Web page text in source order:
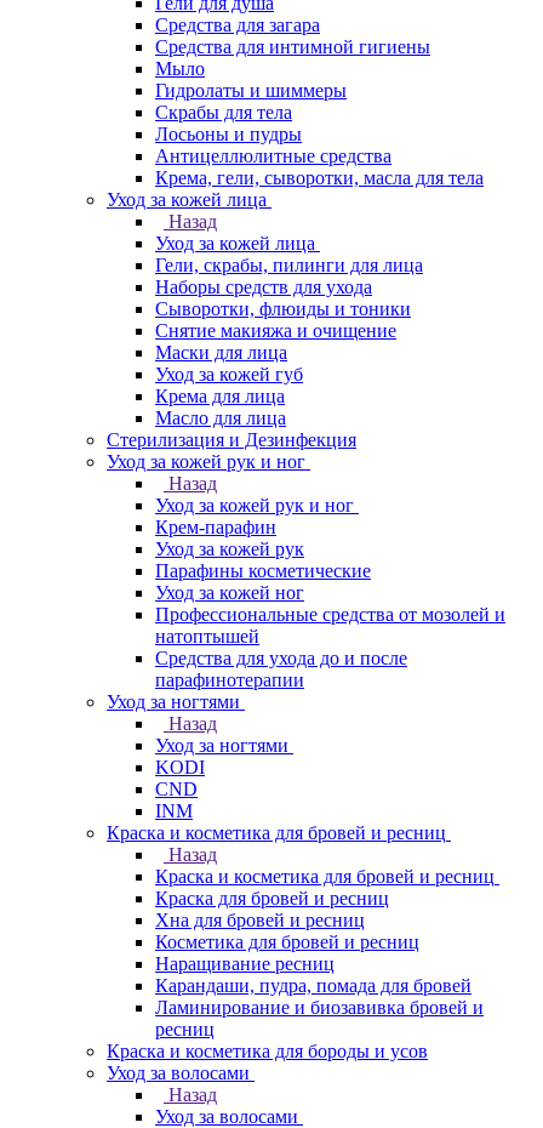
Средства для загара
Средства для интимной гигиены
Мыло
Гидролаты и шиммеры
Скрабы для тела
Лосьоны и пудры
Антицеллюлитные средства
Крема, гели, сыворотки, масла для тела
Уход за кожей лица
Назад
Уход за кожей лица
Гели, скрабы, пилинги для лица
Наборы средств для ухода
Сыворотки, флюиды и тоники
Снятие макияжа и очищение
Маски для лица
Уход за кожей губ
Крема для лица
Масло для лица
Стерилизация и Дезинфекция
Уход за кожей рук и ног
Назад
Уход за кожей рук и ног
Крем-парафин
Уход за кожей рук
Парафины косметические
Уход за кожей ног
Профессиональные средства от мозолей и
натоптышей
Средства для ухода до и после
парафинотерапии
Уход за ногтями
Назад
Уход за ногтями
KODI
CND
INM
Краска и косметика для бровей и ресниц
Назад
Краска и косметика для бровей и ресниц
Краска для бровей и ресниц
Хна для бровей и ресниц
Косметика для бровей и ресниц
Наращивание ресниц
Карандаши, пудра, помада для бровей
Ламинирование и биозавивка бровей и
ресниц
Краска и косметика для бороды и усов
Уход за волосами
Назад
Уход за волосами